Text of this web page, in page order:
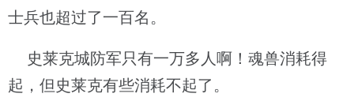
士兵也超过了一百名。
史莱克城防军只有一万多人啊！魂兽消耗得
起，但史莱克有些消耗不起了。